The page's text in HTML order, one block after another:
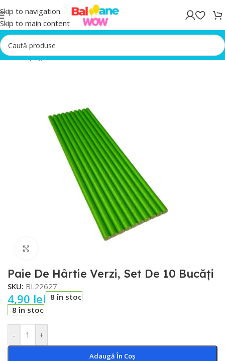
Skip to navigation
Skip to main content
Prima pagină/Accesorii Petrecere
Paie De Hârtie Verzi, Set De 10 Bucăți
SKU: BL22627
4,90 lei 8 în stoc
8 în stoc
- +
Adaugă În Coș